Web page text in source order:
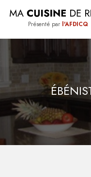
Présenté par l'AFDICQ
QUÉBEC
TRUCS
ET
CONSEILS